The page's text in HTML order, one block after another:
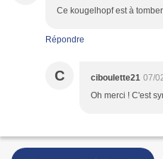
Ce kougelhopf est à
Répondre
C ciboulette21 07/
Oh merci ! C'est